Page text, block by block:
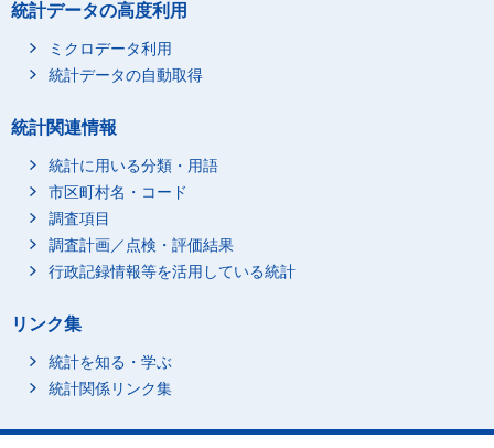
統計データの高度利用
ミクロデータ利用
統計データの自動取得
統計関連情報
統計に用いる分類・用語
市区町村名・コード
調査項目
調査計画／点検・評価結果
行政記録情報等を活用している統計
リンク集
統計を知る・学ぶ
統計関係リンク集